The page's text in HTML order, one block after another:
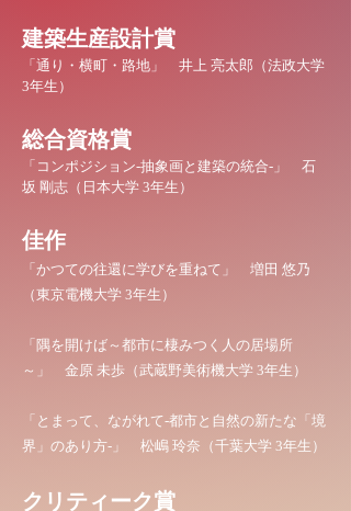
建築生産設計賞
「 通り・横町・路地 」 井上 亮太郎（法政大学
3年生）​
総合資格賞
「 コンポジション-抽象画と建築の統合- 」 石
坂 剛志（日本大学 3年生）
佳作
「 かつての往還に学びを重ねて」 増田 悠乃
（東京電機大学 3年生）
「 隅を開けば～都市に棲みつく人の居場所
～」 金原 未歩（武蔵野美術機大学 3年生）
「 とまって、ながれて-都市と自然の新たな「境
界」のあり方-」 松嶋 玲奈（千葉大学 3年生）
クリティーク賞